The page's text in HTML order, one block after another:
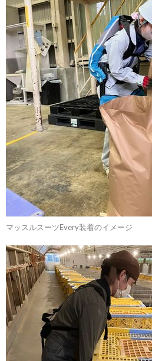
マッスルスーツEvery装着のイメージ